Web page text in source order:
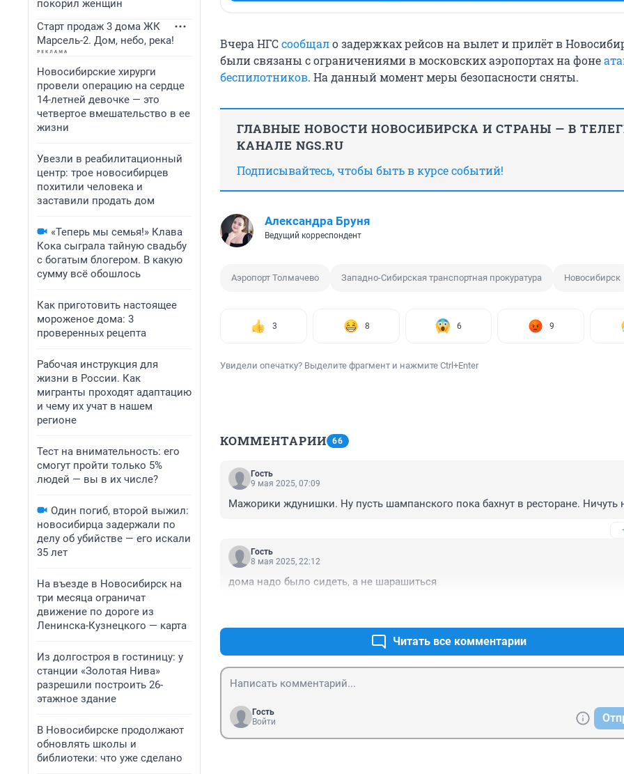
покорил женщин
Старт продаж 3 дома ЖК
Марсель-2. Дом, небо, река!
Новосибирские хирурги
провели операцию на сердце
14-летней девочке — это
четвертое вмешательство в ее
жизни
Увезли в реабилитационный
центр: трое новосибирцев
похитили человека и
заставили продать дом
«Теперь мы семья!» Клава
Кока сыграла тайную свадьбу
с богатым блогером. В какую
сумму всё обошлось
Как приготовить настоящее
мороженое дома: 3
проверенных рецепта
Рабочая инструкция для
жизни в России. Как
мигранты проходят адаптацию
и чему их учат в нашем
регионе
Тест на внимательность: его
смогут пройти только 5%
людей — вы в их числе?
Один погиб, второй выжил:
новосибирца задержали по
делу об убийстве — его искали
35 лет
На въезде в Новосибирск на
три месяца ограничат
движение по дороге из
Ленинска-Кузнецкого — карта
Из долгостроя в гостиницу: у
станции «Золотая Нива»
разрешили построить 26-
этажное здание
В Новосибирске продолжают
обновлять школы и
библиотеки: что уже сделано
Вчера НГСсообщало задержках рейсов на вылет и прилёт в
были связаны с ограничениями в московских аэропортах на фоне
беспилотников. На данный момент меры безопасности сняты.
ГЛАВНЫЕ НОВОСТИ НОВОСИБИРСКА И СТРАНЫ — В
КАНАЛЕ NGS.RU
Подписывайтесь, чтобы быть в курсе событий!
Александра Бруня
Ведущий корреспондент
Аэропорт Толмачево Западно-Сибирская транспортная прокуратура Новосибирск
3 8 6 9
Увидели опечатку? Выделите фрагмент и нажмите Ctrl+Enter
КОММЕНТАРИИ 66
Гость
9 мая 2025, 07:09
Мажорики ждунишки. Ну пусть шампанского пока бахнут в ресторане. Ничуть
Гость
8 мая 2025, 22:12
дома надо было сидеть, а не шарашиться
Читать все комментарии
Гость
Войти